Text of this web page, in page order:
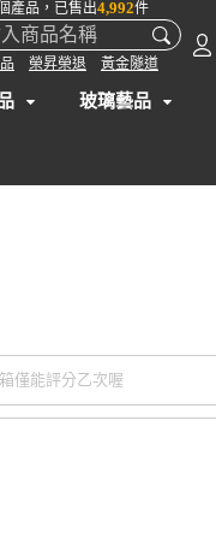
產品，已售出4,992件
榮昇榮退 黃金隧道
玻璃藝品